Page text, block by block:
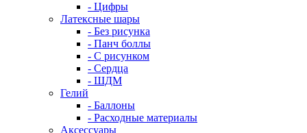
- Цифры
Латексные шары
- Без рисунка
- Панч боллы
- С рисунком
- Сердца
- ШДМ
Гелий
- Баллоны
- Расходные материалы
Аксессуары